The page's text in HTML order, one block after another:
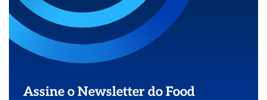
Assine o Newsletter do Food